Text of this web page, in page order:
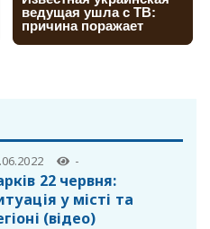
-
22 червня:
у місті та
(відео)